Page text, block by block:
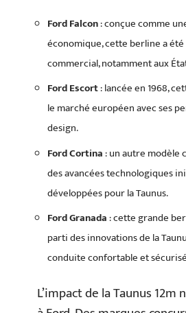
Ford Falcon: conçue comme
économique, cette berline a été
commercial, notamment aux
Ford Escort: lancée en 1968,
le marché européen avec ses
design.
Ford Cortina: un autre modèle
des avancées technologiques
développées pour la Taunus.
Ford Granada: cette grande
parti des innovations de la
conduite confortable et
L’impact de la Taunus 12m